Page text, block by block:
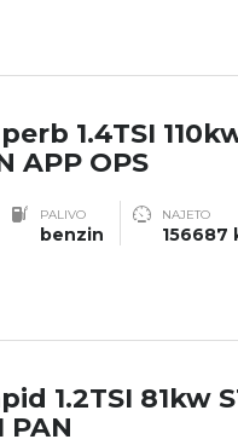
1.4TSI
APP OPS
PALIVO
benzin
NAJETO
156687
1.2TSI 81kw
PAN